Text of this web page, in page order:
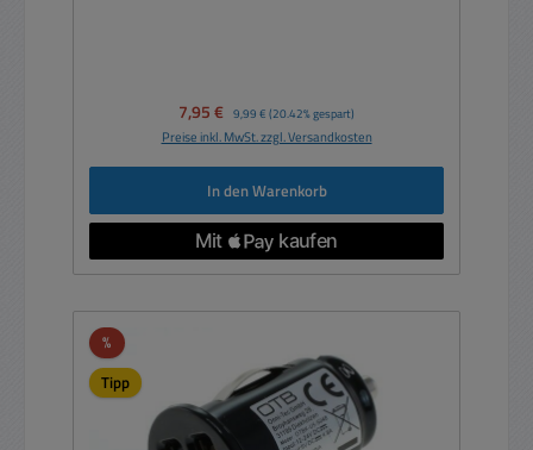
Verkaufspreis:
7,95 € Regulärer Preis:
9,99 € (20.42% gespart)
Preise inkl. MwSt. zzgl. Versandkosten
In den Warenkorb
%Rabatt
Tipp